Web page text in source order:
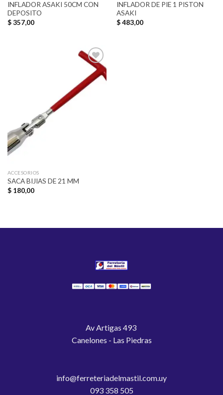
INFLADOR ASAKI 50CM CON
DEPOSITO
$357,00
INFLADOR DE PIE 1 PISTON
ASAKI
$483,00
Añadir
ACCESORIOS
SACA BIJIAS DE 21 MM
$180,00
Av Artigas 493
Canelones - Las Piedras
info@ferreteriadelmastil.com.uy
093 358 505